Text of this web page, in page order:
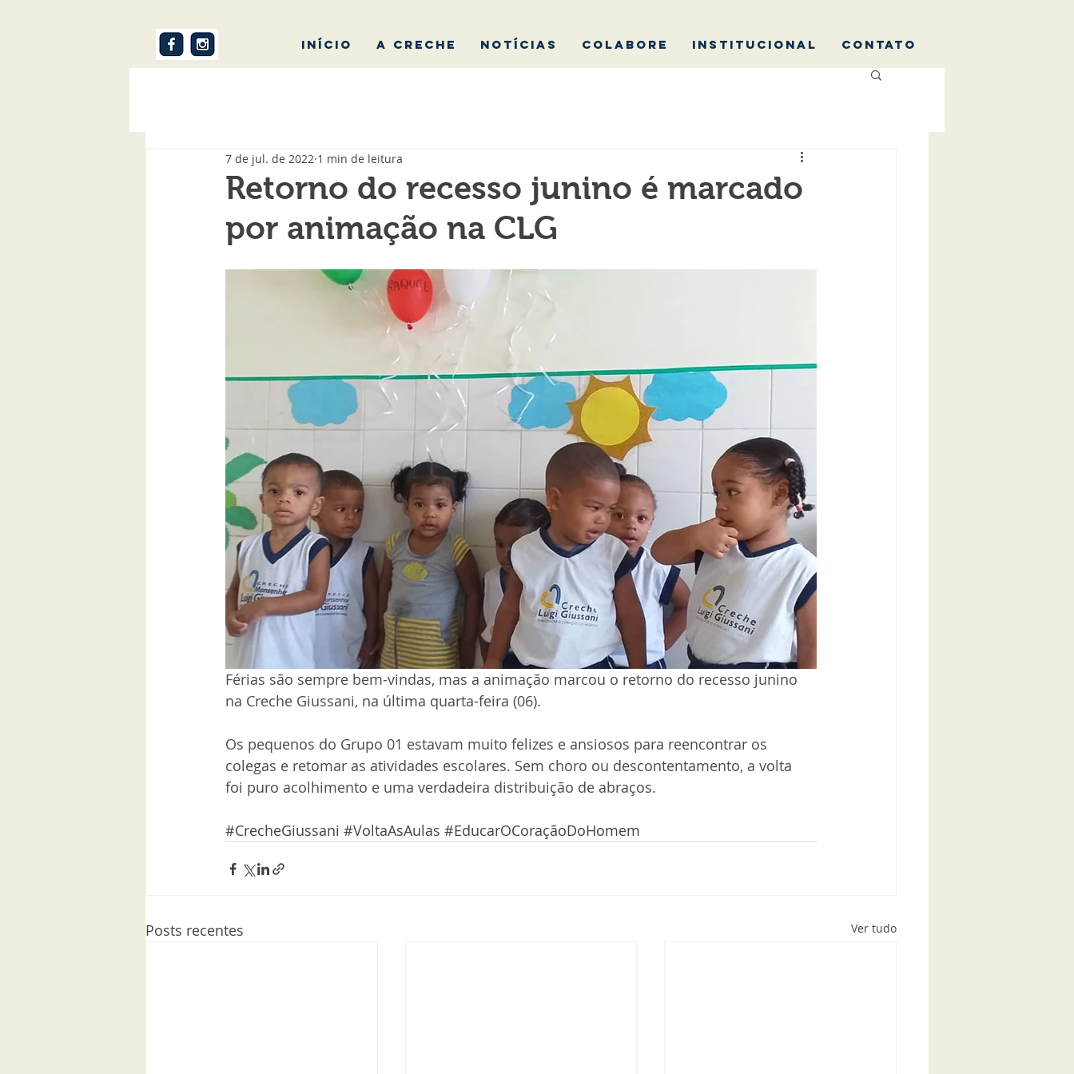
INÍCIO A CRECHE NOTÍCIAS COLABORE INSTITUCIONAL CONTATO
Retorno do recesso junino é marcado
por animação na CLG
7 de jul. de 2022 1 min de leitura
Férias são sempre bem-vindas, mas a animação marcou o retorno do recesso junino
na Creche Giussani, na última quarta-feira (06).
Os pequenos do Grupo 01 estavam muito felizes e ansiosos para reencontrar os
colegas e retomar as atividades escolares. Sem choro ou descontentamento, a volta
foi puro acolhimento e uma verdadeira distribuição de abraços.
#CrecheGiussani #VoltaAsAulas #EducarOCoraçãoDoHomem
Posts recentes Ver tudo